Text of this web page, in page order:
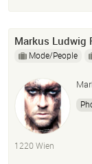
Markus Ludwig
Mode/People
1220 Wien